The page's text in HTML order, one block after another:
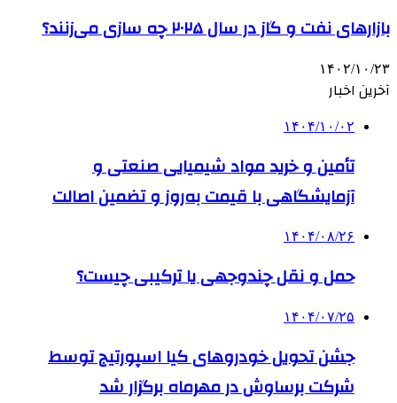
بازارهای نفت و گاز در سال ۲۰۲۵ چه سازی می‌زنند؟
۱۴۰۲/۱۰/۲۳
آخرین اخبار
۱۴۰۴/۱۰/۰۲
تأمین و خرید مواد شیمیایی صنعتی و
آزمایشگاهی با قیمت به‌روز و تضمین اصالت
۱۴۰۴/۰۸/۲۶
حمل و نقل چندوجهی یا ترکیبی چیست؟
۱۴۰۴/۰۷/۲۵
جشن تحویل خودروهای کیا اسپورتیج توسط
شرکت برساوش در مهرماه برگزار شد